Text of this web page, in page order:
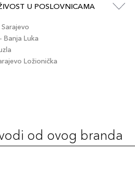
U POSLOVNICAMA
Banja Luka
Ložionička
od ovog branda